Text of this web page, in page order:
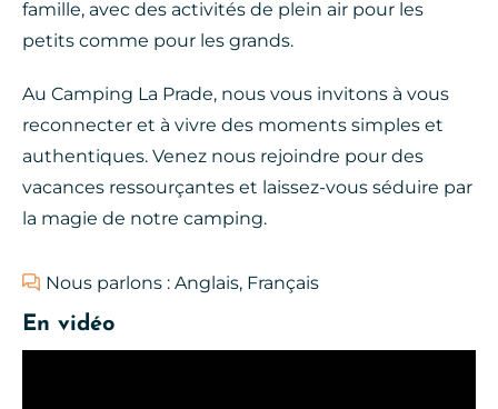
famille, avec des activités de plein air pour les
petits comme pour les grands.
Au Camping La Prade, nous vous invitons à vous
reconnecter et à vivre des moments simples et
authentiques. Venez nous rejoindre pour des
vacances ressourçantes et laissez-vous séduire par
la magie de notre camping.
Nous parlons : Anglais, Français
En vidéo